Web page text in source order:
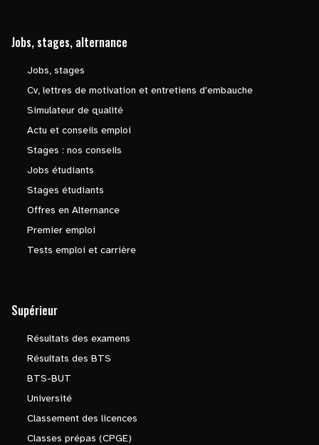
Jobs, stages, alternance
Jobs, stages
Cv, lettres de motivation et entretiens d'embauche
Simulateur de qualité
Actu et conseils emploi
Stages : nos conseils
Jobs étudiants
Stages étudiants
Offres en Alternance
Premier emploi
Tests emploi et carrière
Supérieur
Résultats des examens
Résultats des BTS
BTS-BUT
Université
Classement des licences
Classes prépas (CPGE)